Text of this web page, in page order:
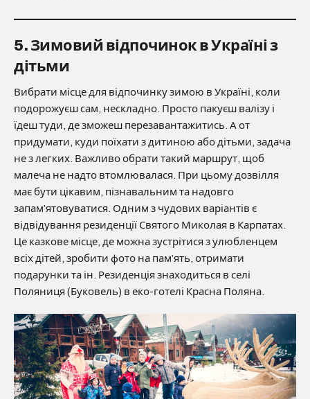
5. Зимовий відпочинок в Україні з
дітьми
Вибрати місце для відпочинку зимою в Україні, коли
подорожуєш сам, нескладно. Просто пакуєш валізу і
їдеш туди, де зможеш перезавантажитись. А от
придумати, куди поїхати з дитиною або дітьми, задача
не з легких. Важливо обрати такий маршрут, щоб
малеча не надто втомлювалася. При цьому дозвілля
має бути цікавим, пізнавальним та надовго
запам’ятовуватися. Одним з чудових варіантів є
відвідування резиденції Святого Миколая в Карпатах.
Це казкове місце, де можна зустрітися з улюбленцем
всіх дітей, зробити фото на пам’ять, отримати
подарунки та ін. Резиденція знаходиться в селі
Поляниця (Буковель) в еко-готелі Красна Поляна.